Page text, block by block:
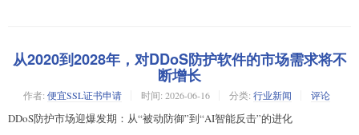
从2020到2028年，对DDoS防护软件的市场需求将不
断增长
作者: 便宜SSL证书申请 时间: 2026-06-16 分类: 行业新闻 评论
DDoS防护市场迎爆发期：从“被动防御”到“AI智能反击”的进化